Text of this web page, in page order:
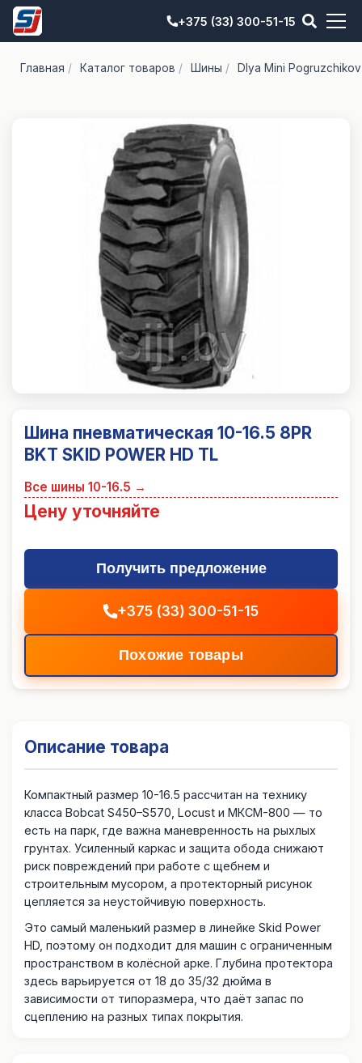
+375 (33) 300-51-15
Главная / Каталог товаров / Шины / Dlya Mini Pogruzchikov
Шина пневматическая 10-16.5 8PR
BKT SKID POWER HD TL
Все шины 10-16.5 →
Цену уточняйте
Получить предложение
+375 (33) 300-51-15
Похожие товары
Описание товара
Компактный размер 10-16.5 рассчитан на технику
класса Bobcat S450–S570, Locust и МКСМ-800 — то
есть на парк, где важна маневренность на рыхлых
грунтах. Усиленный каркас и защита обода снижают
риск повреждений при работе с щебнем и
строительным мусором, а протекторный рисунок
цепляется за неустойчивую поверхность.
Это самый маленький размер в линейке Skid Power
HD, поэтому он подходит для машин с ограниченным
пространством в колёсной арке. Глубина протектора
здесь варьируется от 18 до 35/32 дюйма в
зависимости от типоразмера, что даёт запас по
сцеплению на разных типах покрытия.